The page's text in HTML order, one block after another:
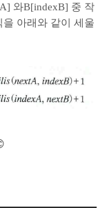
와B[indexB] 중 작
아래와 같이 세울